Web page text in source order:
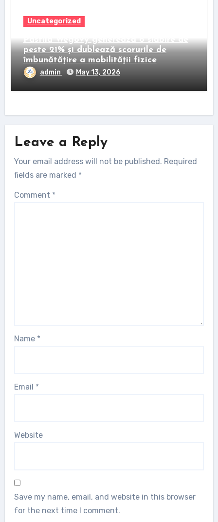
Uncategorized
Pastila Wegovy generează o slăbire de
peste 21% și dublează scorurile de
îmbunătățire a mobilității fizice
admin May 13, 2026
Leave a Reply
Your email address will not be published. Required
fields are marked *
Comment *
Name *
Email *
Website
Save my name, email, and website in this browser
for the next time I comment.